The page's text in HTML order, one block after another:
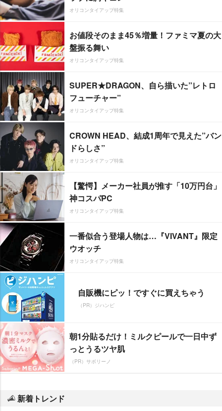
オリコンタイアップ特集
お値段そのまま45％増量！ファミマ夏の大
盤振る舞い
オリコンタイアップ特集
SUPER★DRAGON、自ら描いた”レトロ
フューチャー”
オリコンタイアップ特集
CROWN HEAD、結成1周年で見えた”バン
ドらしさ”
オリコンタイアップ特集
【驚愕】メーカー社員が推す「10万円台」
神コスパPC
オリコンタイアップ特集
一番似合う登場人物は…『VIVANT』限定
ウオッチ
オリコンタイアップ特集
自販機にピッ！ですぐに買えちゃう
（PR）ジハンピ
朝1分貼るだけ！ミルクピールで一日中ず
っとうるツヤ肌
（PR）サボリーノ
新着トレンド